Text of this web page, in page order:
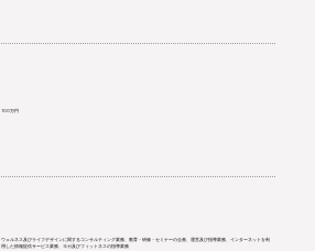
100万円
ウェルネス及びライフデザインに関するコンサルティング業務、教育・研修・セミナーの企画、運営及び指導業務、インターネットを利
用した情報提供サービス業務、ヨガ及びフィットネスの指導業務